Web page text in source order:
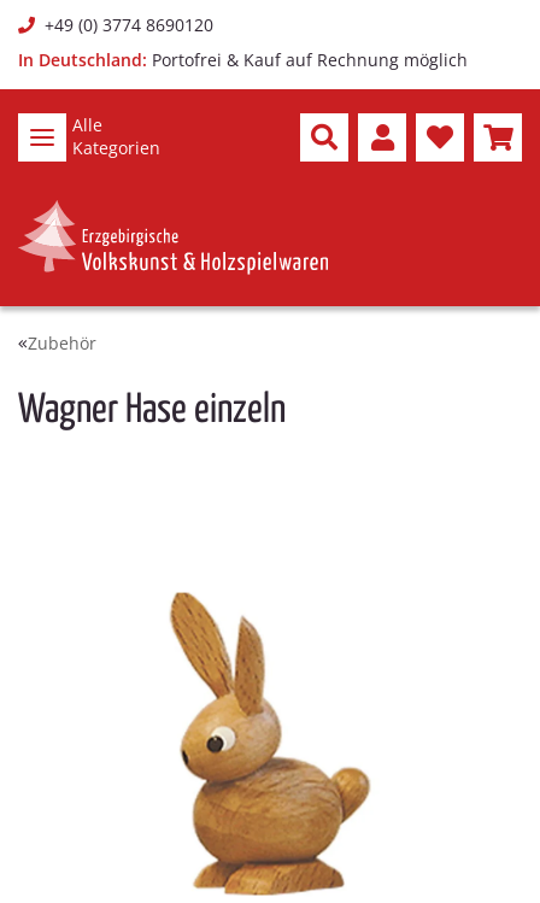
+49 (0) 3774 8690120
In Deutschland: Portofrei & Kauf auf Rechnung möglich
Alle
Kategorien
Zubehör
Wagner Hase einzeln